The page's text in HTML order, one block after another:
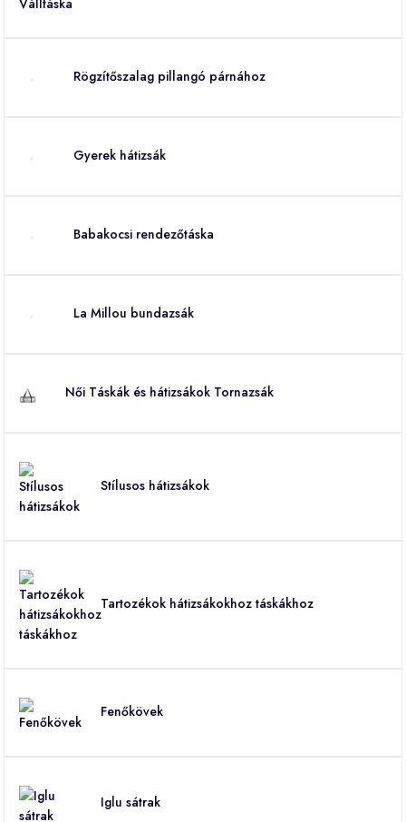
Rögzítőszalag pillangó párnához
Gyerek hátizsák
Babakocsi rendezőtáska
La Millou bundazsák
Női Táskák és hátizsákok Tornazsák
Stílusos hátizsákok
Tartozékok hátizsákokhoz táskákhoz
Fenőkövek
Iglu sátrak